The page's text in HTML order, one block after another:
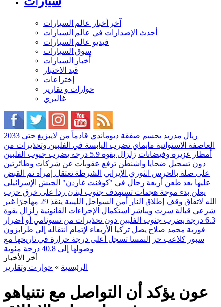
آخر أخبار عالم السيارات
أحدث الإصدارات في عالم السيارات
فيديو عالم السيارات
سوق السيارات
أخبار السيارات
قيد الاختبار
إختراعات
حوارات و تقارير
غاليري
ريال مدريد يحسم صفقة ديوماندي قادماً من لايبزيغ حتى 2033
العاصفة الاستوائية مايماي تضرب اليابسة في الفلبين وتحذيرات من
أمطار غزيرة وفيضانات
زلزال بقوة 5.9 درجة يضرب جنوب الفلبين
دون تسجيل ضحايا واشنطن ترفع عقوبات عن شركات وطائرتين
على صلة بالحرس الثوري الإيراني الشرطة تعتقل إمرأة تم القبض
عليها بعد طعن أربعة رجال في "كوفنت غاردن" الجيش الإسرائيلي
يعلن بدء موجة هجمات تستهدف جنوب لبنان ردا على خرق حزب
الله لاتفاق وقف إطلاق النار
أمن السواحل الليبية ينقذ 29 مهاجرًا غير
شرعي قبالة سرت ويباشر استكمال الإجراءات القانونية زلزال بقوة
6.3 درجة يضرب جنوب الفلبين دون تحذيرات من تسونامي أو أضرار
فورية محمد صلاح يصل تركيا الأربعاء لإتمام انتقاله إلى طرابزون
سبور كلاعب حر
النمسا تسجل أعلى درجة حرارة في تاريخها مع
وصولها إلى 40.8 درجة مئوية
أخر الأخبار
الرئيسية » حوارات وتقارير
عون يؤكد أن التواصل مع نتنياهو